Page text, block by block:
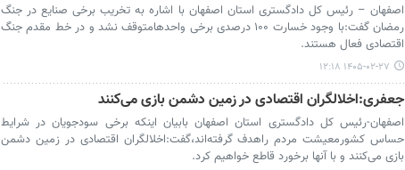
اصفهان – رئیس کل دادگستری استان اصفهان با اشاره به تخریب برخی صنایع در جنگ
رمضان گفت:با وجود خسارت ۱۰۰ درصدی برخی واحدهامتوقف نشد و در خط مقدم جنگ
اقتصادی فعال هستند.
۱۴۰۵-۰۲-۲۷ ۱۲:۱۸
جعفری:اخلالگران اقتصادی در زمین دشمن بازی می‌کنند
اصفهان-رئیس کل دادگستری استان اصفهان بابیان اینکه برخی سودجویان در شرایط
حساس کشورمعیشت مردم راهدف گرفته‌اند،گفت:اخلالگران اقتصادی در زمین دشمن
بازی می‌کنند و با آنها برخورد قاطع خواهیم کرد.